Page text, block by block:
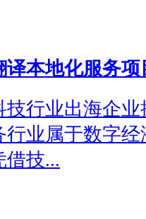
译本地化服务
行业出海企
行业属于数字
借技...